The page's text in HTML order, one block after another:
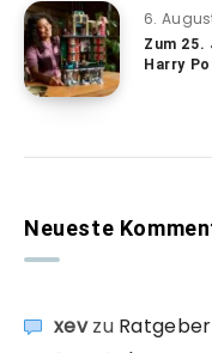
6.
Zum 25.
Harry
Neueste
xevzu